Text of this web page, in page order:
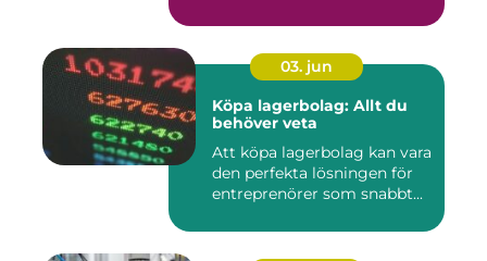
03. jun
Köpa lagerbolag: Allt du
behöver veta
Att köpa lagerbolag kan vara
den perfekta lösningen för
entreprenörer som snabbt...